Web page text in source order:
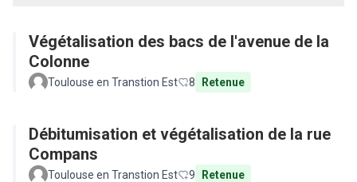
Végétalisation des bacs de l'avenue de la
Colonne
Toulouse en Transtion Est 8 Retenue
Débitumisation et végétalisation de la rue
Compans
Toulouse en Transtion Est 9 Retenue